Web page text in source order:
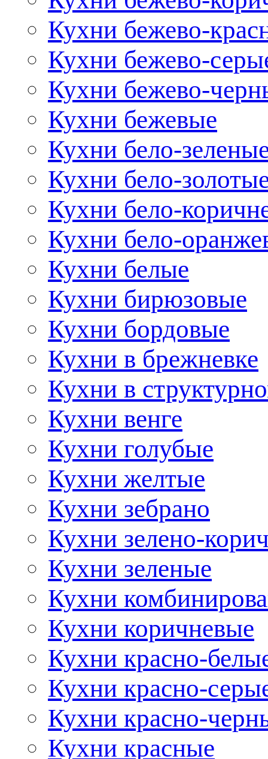
Кухни бежево-
Кухни бежево-
Кухни бежево-
Кухни бежевые
Кухни бело-
Кухни бело-
Кухни бело-
Кухни бело-
Кухни белые
Кухни бирюзовые
Кухни бордовые
Кухни в брежневке
Кухни в
Кухни венге
Кухни голубые
Кухни желтые
Кухни зебрано
Кухни зелено-
Кухни зеленые
Кухни
Кухни коричневые
Кухни красно-
Кухни красно-
Кухни красно-
Кухни красные